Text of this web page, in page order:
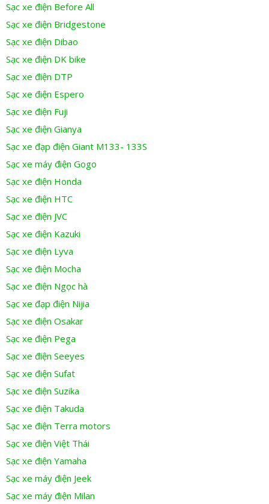
Sạc xe điện Before All
Sạc xe điện Bridgestone
Sạc xe điện Dibao
Sạc xe điện DK bike
Sạc xe điện DTP
Sạc xe điện Espero
Sạc xe điện Fuji
Sạc xe điện Gianya
Sạc xe đạp điện Giant M133- 133S
Sạc xe máy điện Gogo
Sạc xe điện Honda
Sạc xe điện HTC
Sạc xe điện JVC
Sạc xe điện Kazuki
Sạc xe điện Lyva
Sạc xe điện Mocha
Sạc xe điện Ngọc hà
Sạc xe đạp điện Nijia
Sạc xe điện Osakar
Sạc xe điện Pega
Sạc xe điện Seeyes
Sạc xe điện Sufat
Sạc xe điện Suzika
Sạc xe điện Takuda
Sạc xe điện Terra motors
Sạc xe điện Việt Thái
Sạc xe điện Yamaha
Sạc xe máy điện Jeek
Sạc xe máy điện Milan